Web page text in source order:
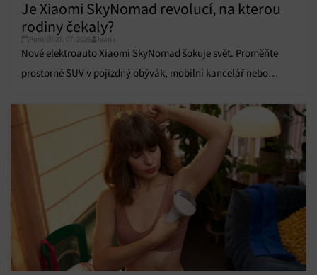
údajů, Propojení různých zařízení, Identifikace
zařízení na základě automaticky přenášených
informací.
Zajištění bezpečnosti, předcházení a zjišťování
podvodů a odstraňování chyb, Poskytování a
voleb ochrany osobních údajů.
Je Xiaomi SkyNomad revolucí, na kterou
rodiny čekaly?
Pondělí 27. 07. 2026 Ivana
Nové elektroauto Xiaomi SkyNomad šokuje svět. Proměňte
prostorné SUV v pojízdný obývák, mobilní kancelář nebo